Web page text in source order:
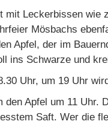
Leckerbissen wie
Mösbachs
Apfel, der im
ins Schwarze und
Uhr, um 19 Uhr
Apfel um 11
Saft. Wer die